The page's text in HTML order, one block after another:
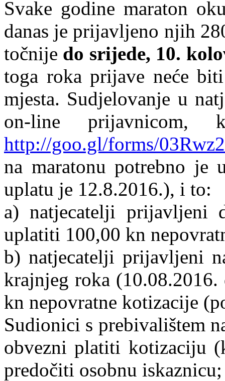
Svake godine maraton
danas je prijavljeno njih
točnije do srijede, 10.
toga roka prijave neće
mjesta. Sudjelovanje u
on-line
http://goo.gl/forms/
na maratonu potrebno
uplatu je 12.8.2016.), i to:
a) natjecatelji prijavljeni
uplatiti 100,00 kn
b) natjecatelji prijavljeni
krajnjeg roka
kn nepovratne kotizacije
Sudionici s prebivalištem
obvezni platiti kotizaciju
predočiti osobnu